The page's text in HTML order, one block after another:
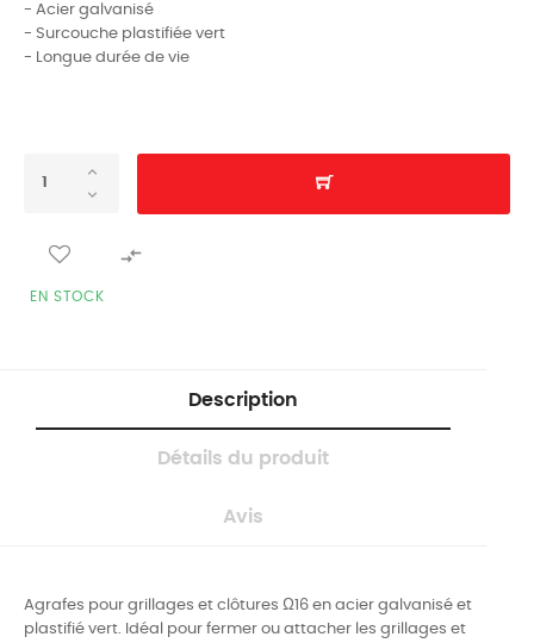
- Acier galvanisé
- Surcouche plastifiée vert
- Longue durée de vie

EN STOCK
Description
Détails du produit
Avis
Agrafes pour grillages et clôtures Ω16 en acier galvanisé et
plastifié vert. Idéal pour fermer ou attacher les grillages et